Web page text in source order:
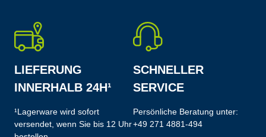
LIEFERUNG
INNERHALB 24H¹
¹Lagerware wird sofort
versendet, wenn Sie bis 12 Uhr
SCHNELLER
SERVICE
Persönliche Beratung unter:
+49 271 4881-494